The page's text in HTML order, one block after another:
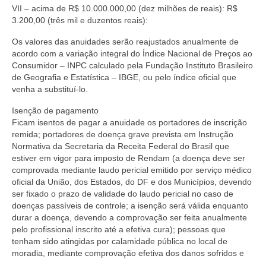
VII – acima de R$ 10.000.000,00 (dez milhões de reais): R$
3.200,00 (três mil e duzentos reais):
Os valores das anuidades serão reajustados anualmente de
acordo com a variação integral do Índice Nacional de Preços ao
Consumidor – INPC calculado pela Fundação Instituto Brasileiro
de Geografia e Estatística – IBGE, ou pelo índice oficial que
venha a substituí-lo.
Isenção de pagamento
Ficam isentos de pagar a anuidade os portadores de inscrição
remida; portadores de doença grave prevista em Instrução
Normativa da Secretaria da Receita Federal do Brasil que
estiver em vigor para imposto de Rendam (a doença deve ser
comprovada mediante laudo pericial emitido por serviço médico
oficial da União, dos Estados, do DF e dos Municípios, devendo
ser fixado o prazo de validade do laudo pericial no caso de
doenças passíveis de controle; a isenção será válida enquanto
durar a doença, devendo a comprovação ser feita anualmente
pelo profissional inscrito até a efetiva cura); pessoas que
tenham sido atingidas por calamidade pública no local de
moradia, mediante comprovação efetiva dos danos sofridos e